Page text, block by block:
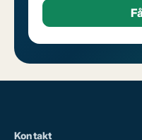
Kontakt